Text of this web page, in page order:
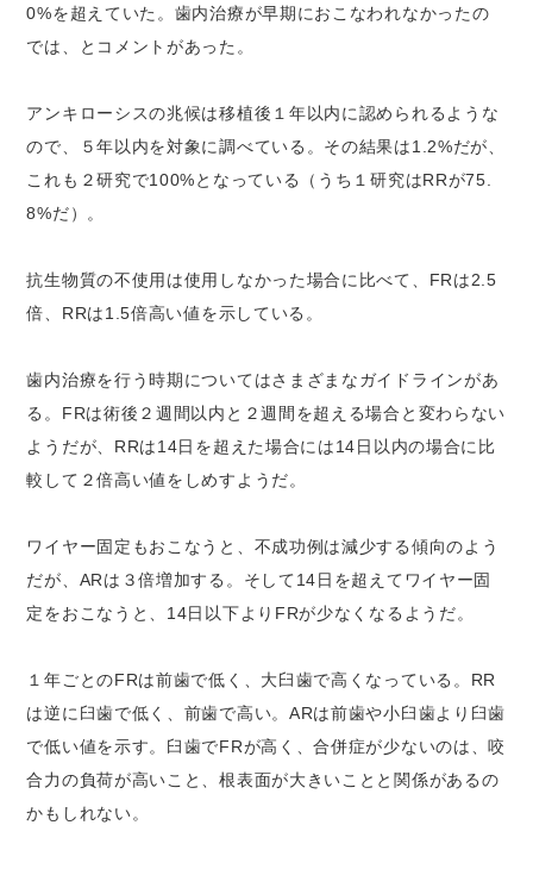
0%を超えていた。歯内治療が早期におこなわれなかったの
では、とコメントがあった。
アンキローシスの兆候は移植後１年以内に認められるような
ので、５年以内を対象に調べている。その結果は1.2%だが、
これも２研究で100%となっている（うち１研究はRRが75.
8%だ）。
抗生物質の不使用は使用しなかった場合に比べて、FRは2.5
倍、RRは1.5倍高い値を示している。
歯内治療を行う時期についてはさまざまなガイドラインがあ
る。FRは術後２週間以内と２週間を超える場合と変わらない
ようだが、RRは14日を超えた場合には14日以内の場合に比
較して２倍高い値をしめすようだ。
ワイヤー固定もおこなうと、不成功例は減少する傾向のよう
だが、ARは３倍増加する。そして14日を超えてワイヤー固
定をおこなうと、14日以下よりFRが少なくなるようだ。
１年ごとのFRは前歯で低く、大臼歯で高くなっている。RR
は逆に臼歯で低く、前歯で高い。ARは前歯や小臼歯より臼歯
で低い値を示す。臼歯でFRが高く、合併症が少ないのは、咬
合力の負荷が高いこと、根表面が大きいことと関係があるの
かもしれない。